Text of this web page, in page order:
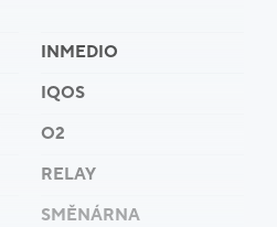
INMEDIO
IQOS
O2
RELAY
SMĚNÁRNA